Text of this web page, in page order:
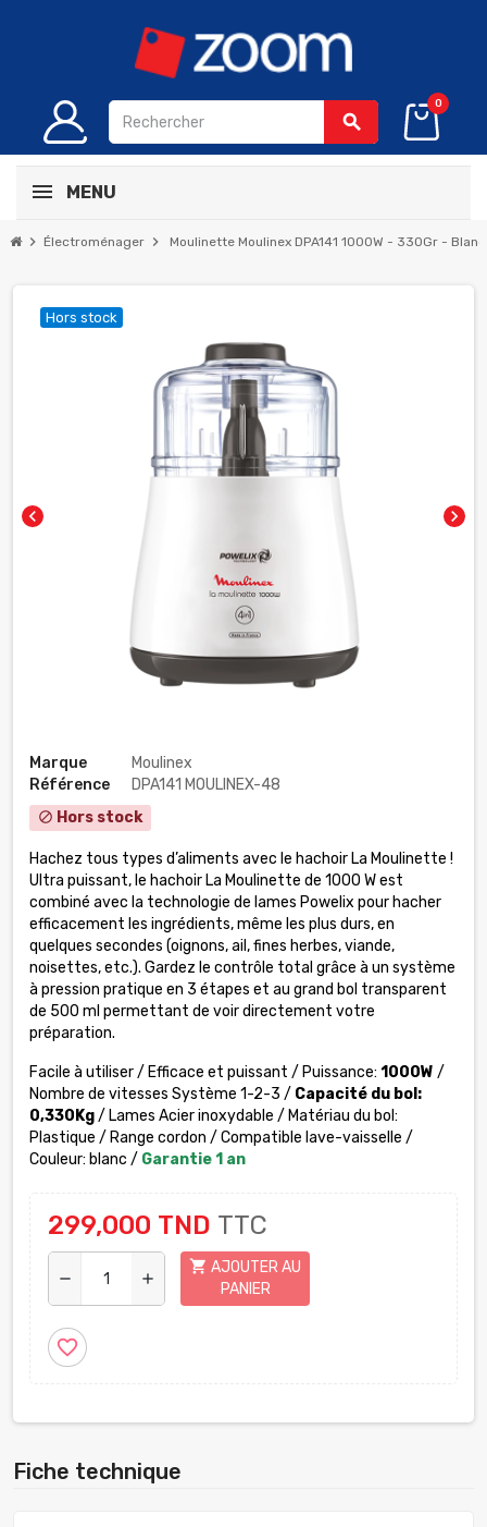
search
0
MENU
chevron_right Électroménager chevron_right Moulinette Moulinex DPA141 1000W - 330Gr -
chevron_left chevron_right
Hors stock
Marque
Moulinex
Référence
DPA141 MOULINEX-48
block Hors stock
Hachez tous types d’aliments avec le hachoir La Moulinette !
Ultra puissant, le hachoir La Moulinette de 1000 W est
combiné avec la technologie de lames Powelix pour hacher
efficacement les ingrédients, même les plus durs, en
quelques secondes (oignons, ail, fines herbes, viande,
noisettes, etc.). Gardez le contrôle total grâce à un système
à pression pratique en 3 étapes et au grand bol transparent
de 500 ml permettant de voir directement votre
préparation.
Facile à utiliser / Efficace et puissant / Puissance: 1000W /
Nombre de vitesses Système 1-2-3 / Capacité du bol:
0,330Kg/ Lames Acier inoxydable / Matériau du bol:
Plastique / Range cordon / Compatible lave-vaisselle /
Couleur: blanc / Garantie 1 an
299,000 TND TTC
remove add
shopping_cart AJOUTER AU
PANIER
favorite_border
Fiche technique